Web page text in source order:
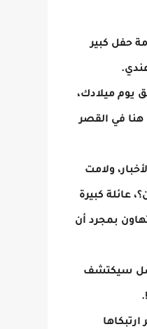
حفل كبير
يوم ميلادك،
هنا في القصر
ولامت
عائلة كبيرة
بمجرد أن
سيكتشف